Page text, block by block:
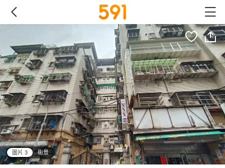
圖片 3 街景